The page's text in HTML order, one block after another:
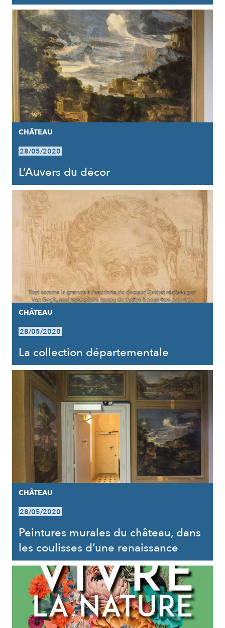
CHÂTEAU
28/05/2020
L’Auvers du décor
CHÂTEAU
28/05/2020
La collection départementale
CHÂTEAU
28/05/2020
Peintures murales du château, dans
les coulisses d’une renaissance